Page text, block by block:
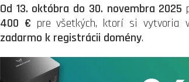
Od 13. októbra do 30. novembra 2025
400 € pre všetkých, ktorí si vytvoria
zadarmo k registrácii domény.